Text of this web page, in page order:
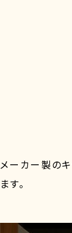
メーカー製の
ます。